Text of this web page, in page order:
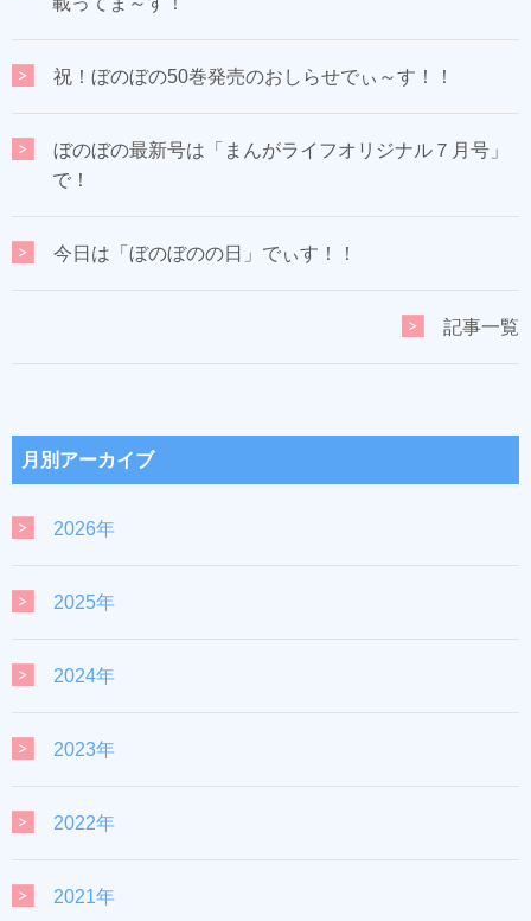
祝！ぼのぼの50巻発売のおしらせでぃ～す！！
ぼのぼの最新号は「まんがライフオリジナル７月号」
で！
今日は「ぼのぼのの日」でぃす！！
記事一覧
月別アーカイブ
2026年
2025年
2024年
2023年
2022年
2021年